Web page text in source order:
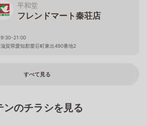
平和堂
フレンドマート秦荘店
9:30-21:00
滋賀県愛知郡愛荘町東出490番地2
すべて見る
ンのチラシを見る